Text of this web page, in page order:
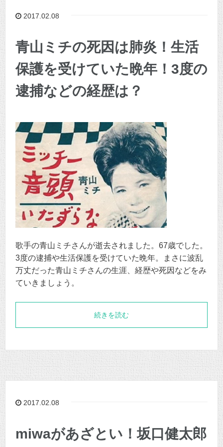
2017.02.08
青山ミチの死因は肺炎！生活
保護を受けていた晩年！3度の
逮捕などの経歴は？
歌手の青山ミチさんが逝去されました。67歳でした。
3度の逮捕や生活保護を受けていた晩年。まさに波乱
万丈だった青山ミチさんの生涯、経歴や死因などをみ
ていきましょう。
続きを読む
2017.02.08
miwaがあざとい！坂口健太郎